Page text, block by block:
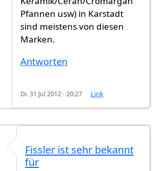
Pfannen usw) in Karstadt
sind meistens von diesen
Marken.
Antworten
Di. 31 Jul 2012 - 20:27 Link
Michael Schumacher und Heidivon
Fissler ist sehr bekannt
für